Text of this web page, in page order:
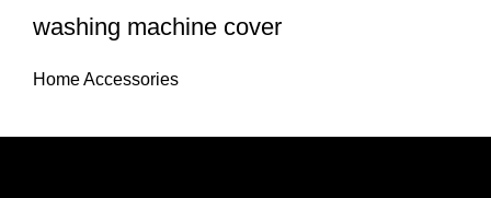
washing machine cover
Home Accessories